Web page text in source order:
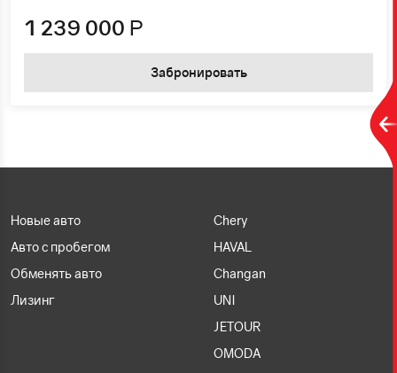
1 239 000 Р
Забронировать
Новые авто
Авто с пробегом
Обменять авто
Лизинг
Chery
HAVAL
Changan
UNI
JETOUR
OMODA